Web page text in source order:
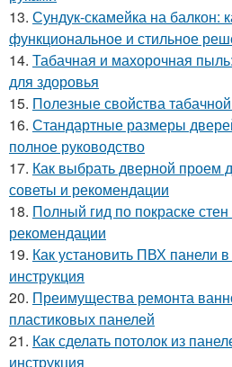
13. Сундук-скамейка на балкон:
функциональное и стильное
14. Табачная и махорочная
для здоровья
15. Полезные свойства
16. Стандартные размеры
полное руководство
17. Как выбрать дверной проем
советы и рекомендации
18. Полный гид по покраске
рекомендации
19. Как установить ПВХ панели
инструкция
20. Преимущества ремонта
пластиковых панелей
21. Как сделать потолок из
инструкция